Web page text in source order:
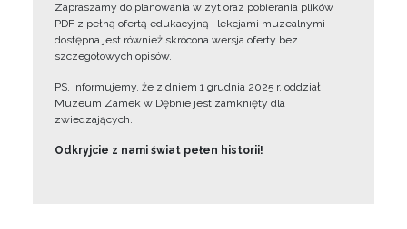
Zapraszamy do planowania wizyt oraz pobierania plików
PDF z pełną ofertą edukacyjną i lekcjami muzealnymi –
dostępna jest również skrócona wersja oferty bez
szczegółowych opisów.
PS. Informujemy, że z dniem 1 grudnia 2025 r. oddział
Muzeum Zamek w Dębnie jest zamknięty dla
zwiedzających.
Odkryjcie z nami świat pełen historii!